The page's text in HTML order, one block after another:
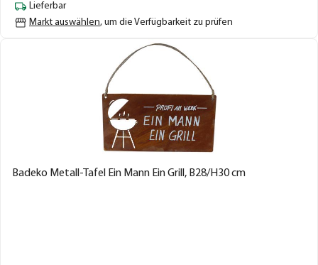
Lieferbar
Markt auswählen, um die Verfügbarkeit zu prüfen
Badeko Metall-Tafel Ein Mann Ein Grill, B28/H30 cm